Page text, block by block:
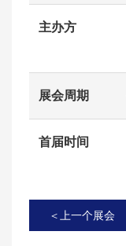
主办方
展会周期
首届时间
＜上一个展会